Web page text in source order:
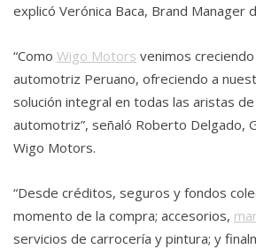
explicó Verónica Baca, Brand Manager
“Como Wigo Motors venimos
automotriz Peruano, ofreciendo a
solución integral en todas las aristas
automotriz”, señaló Roberto Delgado,
Wigo Motors.
“Desde créditos, seguros y fondos
momento de la compra; accesorios,
servicios de carrocería y pintura; y